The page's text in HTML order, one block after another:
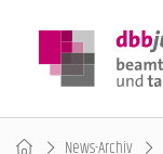
News-Archiv